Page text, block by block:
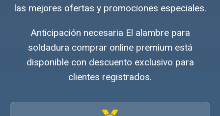
las mejores ofertas y promociones especiales.
Anticipación necesaria El alambre para
soldadura comprar online premium está
disponible con descuento exclusivo para
clientes registrados.